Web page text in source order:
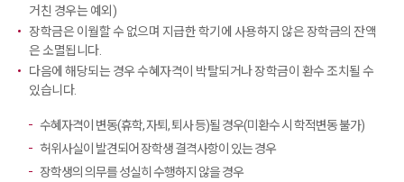
거친 경우는 예외)
장학금은 이월할 수 없으며 지급한 학기에 사용하지 않은 장학금의 잔액
은 소멸됩니다.
다음에 해당되는 경우 수혜자격이 박탈되거나 장학금이 환수 조치될 수
있습니다.
수혜자격이 변동(휴학, 자퇴, 퇴사 등)될 경우(미환수 시 학적변동 불가)
허위사실이 발견되어 장학생 결격사항이 있는 경우
장학생의 의무를 성실히 수행하지 않을 경우